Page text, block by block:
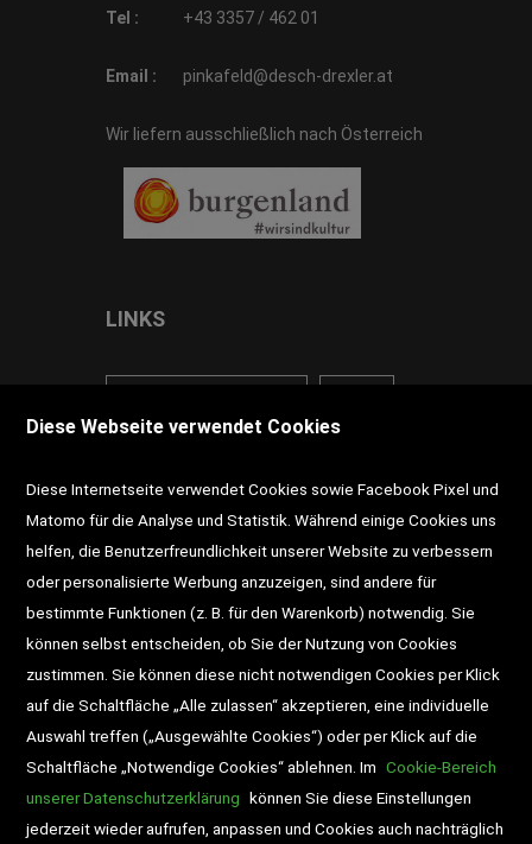
Tel : +43 3357 / 462 01
Email : pinkafeld@desch-drexler.at
Wir liefern ausschließlich nach Österreich
LINKS
DD-Magazin Buchtipps
Newsletter Schultaschen
Veranstaltungen
Diese Webseite verwendet Cookies
Diese Internetseite verwendet Cookies sowie Facebook Pixel und
Matomo für die Analyse und Statistik. Während einige Cookies uns
helfen, die Benutzerfreundlichkeit unserer Website zu verbessern
oder personalisierte Werbung anzuzeigen, sind andere für
bestimmte Funktionen (z. B. für den Warenkorb) notwendig. Sie
können selbst entscheiden, ob Sie der Nutzung von Cookies
zustimmen. Sie können diese nicht notwendigen Cookies per Klick
auf die Schaltfläche „Alle zulassen“ akzeptieren, eine individuelle
Auswahl treffen („Ausgewählte Cookies“) oder per Klick auf die
Schaltfläche „Notwendige Cookies“ ablehnen. Im Cookie-Bereich
unserer Datenschutzerklärung können Sie diese Einstellungen
jederzeit wieder aufrufen, anpassen und Cookies auch nachträglich